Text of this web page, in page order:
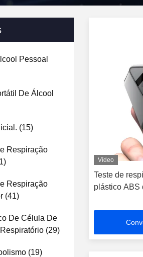
Pessoal
De Álcool
(15)
Respiração
Respiração
(41)
De Célula De
(29)
(19)
Vídeo
Teste de
plástico ABS